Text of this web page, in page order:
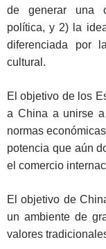
de generar una
política, y 2) la
diferenciada por
cultural.
El objetivo de los
a China a unirse
normas
potencia que aún
el comercio
El objetivo de
un ambiente de
valores